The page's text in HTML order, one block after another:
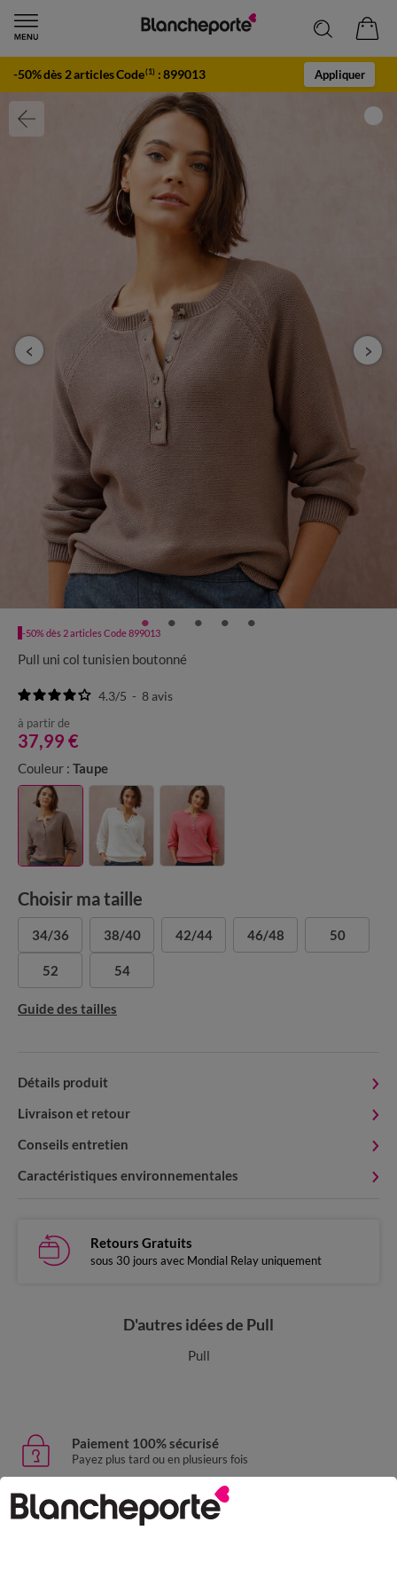
-50% dès 2 articles Code(1) :899013 Appliquer
-50% dès 2 articles Code 899013
Pull uni col tunisien boutonné
4.3/5 - 8avis
à partir de
37,99 €
Couleur : Taupe
Choisir ma taille
34/36 38/40 42/44 46/48 50
52 54
Guide des tailles
Détails produit
Livraison et retour
Conseils entretien
Caractéristiques environnementales
Retours Gratuits
sous 30 jours avec Mondial Relay uniquement
D'autres idées de Pull
Pull
Paiement 100% sécurisé
Payez plus tard ou en plusieurs fois
Livraison express
domicile, relais, consignes automatiques